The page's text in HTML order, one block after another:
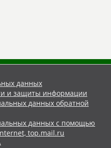
данных
и защиты информации
данных обратной
данных с помощью
top.mail.ru